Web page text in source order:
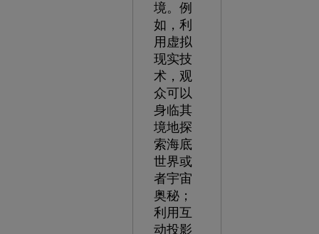
境。例
如，利
用虚拟
现实技
术，观
众可以
身临其
境地探
索海底
世界或
者宇宙
奥秘；
利用互
动投影